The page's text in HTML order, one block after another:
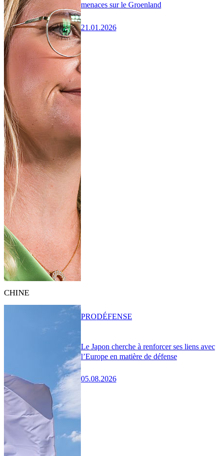
menaces sur le Groenland
21.01.2026
CHINE
Le Japon cherche à renforcer ses liens avec
l’Europe en matière de défense
05.08.2026
PRODÉFENSE